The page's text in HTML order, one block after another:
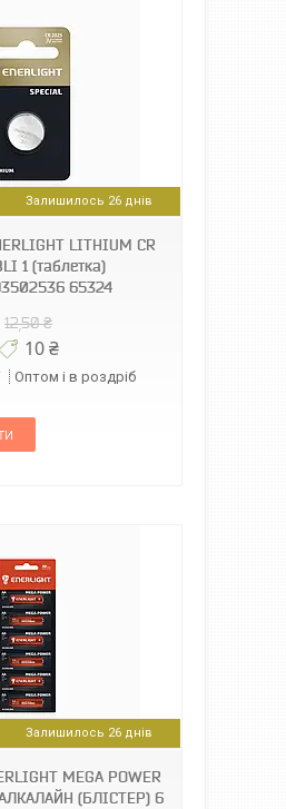
Залишилось 26 днів
LITHIUM CR
1 (таблетка)
65324
12,50 ₴
10 ₴
Оптом і в роздріб
Залишилось 26 днів
MEGA POWER
(БЛІСТЕР) 6